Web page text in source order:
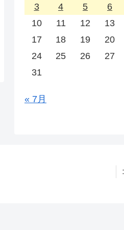
3
4 5 6
10
11 12 13
17
18 19 20
24
25 26 27
31
« 7月